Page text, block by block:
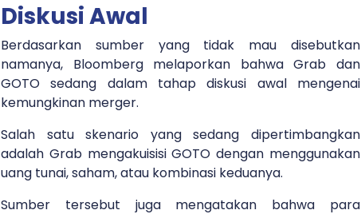
Diskusi Awal
Berdasarkan sumber yang tidak mau disebutkan
namanya, Bloomberg melaporkan bahwa Grab dan
GOTO sedang dalam tahap diskusi awal mengenai
kemungkinan merger.
Salah satu skenario yang sedang dipertimbangkan
adalah Grab mengakuisisi GOTO dengan menggunakan
uang tunai, saham, atau kombinasi keduanya.
Sumber tersebut juga mengatakan bahwa para